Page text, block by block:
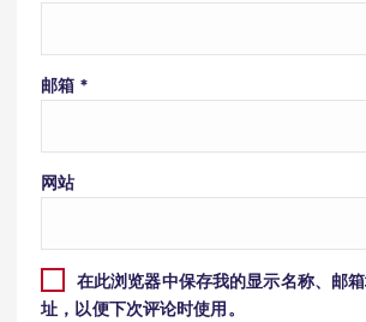
邮箱 *
网站
在此浏览器中保存我的显示名称、邮
址，以便下次评论时使用。